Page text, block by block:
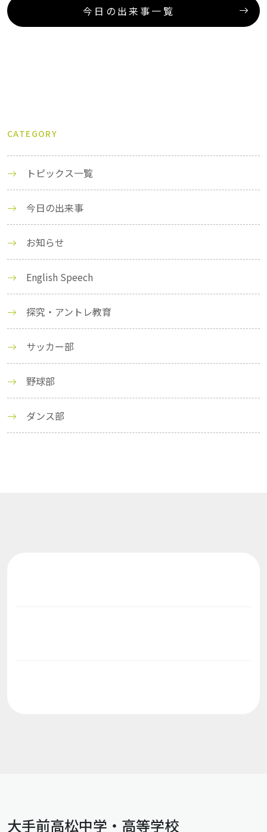
今日の出来事一覧
CATEGORY
トピックス一覧
今日の出来事
お知らせ
English Speech
探究・アントレ教育
サッカー部
野球部
ダンス部
大手前高松中学・高等学校